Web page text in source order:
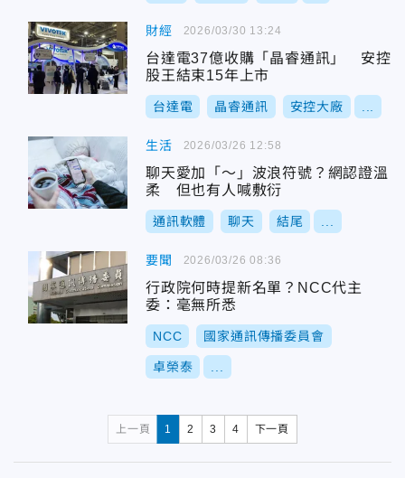
財經
台達電37億收購「晶睿通訊」 安控
股王結束15年上市
台達電 晶睿通訊 安控大廠
2026/03/30 13:24
生活
聊天愛加「～」波浪符號？網認證溫
柔 但也有人喊敷衍
通訊軟體 聊天 結尾
2026/03/26 12:58
要聞
行政院何時提新名單？NCC代主
委：毫無所悉
NCC 國家通訊傳播委員會
卓榮泰
2026/03/26 08:36
上一頁 1 2 3 4 下一頁